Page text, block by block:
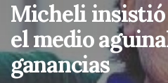
Micheli insistió
el medio
ganancias